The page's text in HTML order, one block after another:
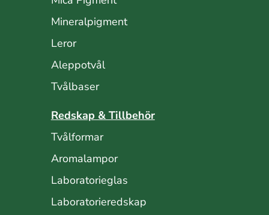
Mineralpigment
Leror
Aleppotvål
Tvålbaser
Redskap & Tillbehör
Tvålformar
Aromalampor
Laboratorieglas
Laboratorieredskap